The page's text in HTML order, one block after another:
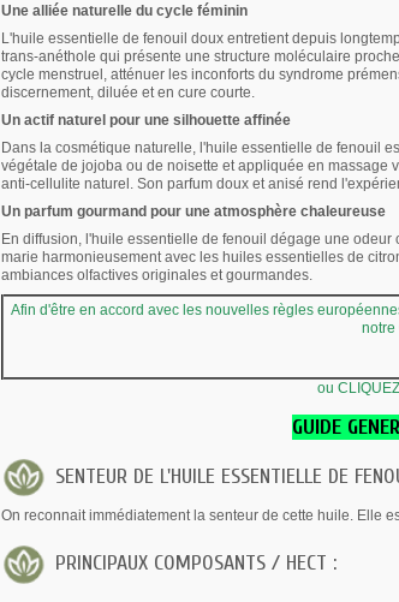
Une alliée naturelle du cycle féminin
L'huile essentielle de fenouil doux entretient depuis
trans-anéthole qui présente une structure moléculaire
cycle menstruel, atténuer les inconforts du syndrome
discernement, diluée et en cure courte.
Un actif naturel pour une silhouette affinée
Dans la cosmétique naturelle, l'huile essentielle de fenouil
végétale de jojoba ou de noisette et appliquée en massage
anti-cellulite naturel. Son parfum doux et anisé rend
Un parfum gourmand pour une atmosphère chaleureuse
En diffusion, l'huile essentielle de fenouil dégage une
marie harmonieusement avec les huiles essentielles de
ambiances olfactives originales et gourmandes.
Afin d'être en accord avec les nouvelles règles
notre
ou
GUIDE
SENTEUR DE L'HUILE ESSENTIELLE DE
On reconnait immédiatement la senteur de cette huile. Elle
PRINCIPAUX COMPOSANTS / HECT :